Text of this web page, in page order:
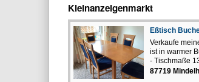
Kleinanzeigenmarkt
Eßtisch
Verkaufe
ist in warmer
- Tischmaße
87719